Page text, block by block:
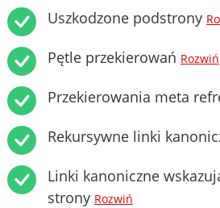
Uszkodzone podstrony
Pętle przekierowań Rozwiń
Przekierowania meta
Rekursywne linki
Linki kanoniczne
strony Rozwiń